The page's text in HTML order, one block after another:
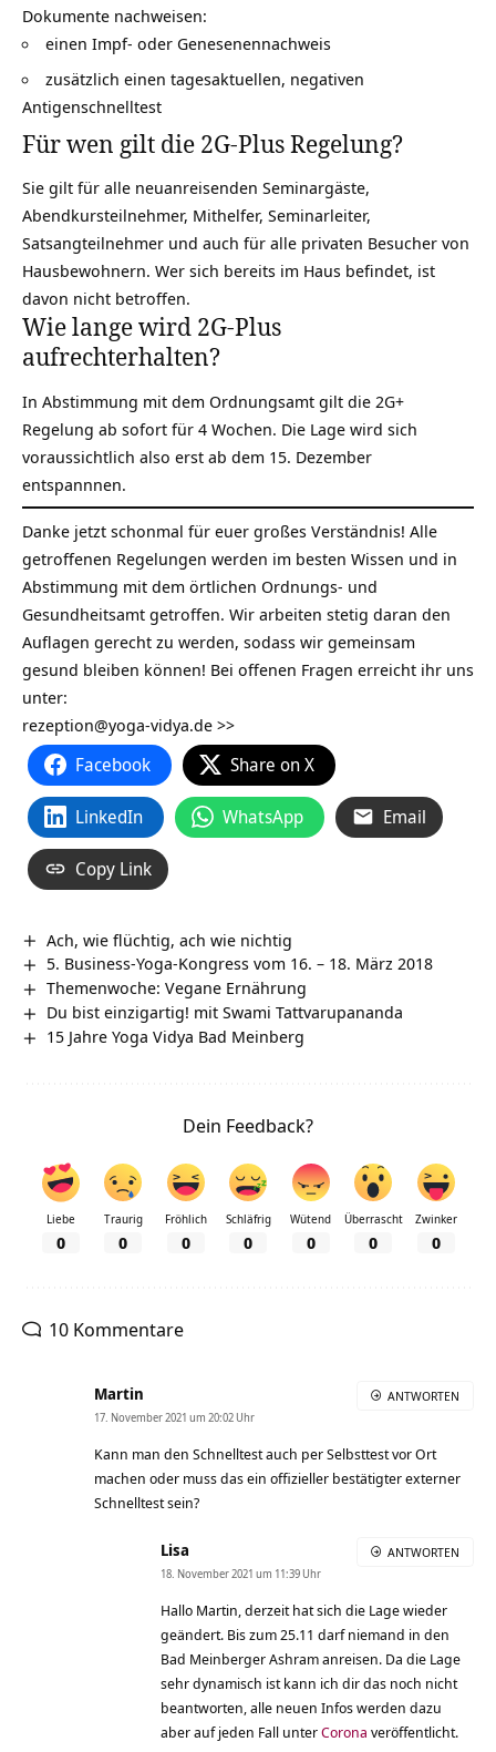
Dokumente nachweisen:
einen Impf- oder Genesenennachweis
zusätzlich einen tagesaktuellen, negativen
Antigenschnelltest
Für wen gilt die 2G-Plus Regelung?
Sie gilt für alle neuanreisenden Seminargäste,
Abendkursteilnehmer, Mithelfer, Seminarleiter,
Satsangteilnehmer und auch für alle privaten Besucher von
Hausbewohnern. Wer sich bereits im Haus befindet, ist
davon nicht betroffen.
Wie lange wird 2G-Plus
aufrechterhalten?
In Abstimmung mit dem Ordnungsamt gilt die 2G+
Regelung ab sofort für 4 Wochen. Die Lage wird sich
voraussichtlich also erst ab dem 15. Dezember
entspannnen.
Danke jetzt schonmal für euer großes Verständnis! Alle
getroffenen Regelungen werden im besten Wissen und in
Abstimmung mit dem örtlichen Ordnungs- und
Gesundheitsamt getroffen. Wir arbeiten stetig daran den
Auflagen gerecht zu werden, sodass wir gemeinsam
gesund bleiben können! Bei offenen Fragen erreicht ihr uns
unter:
rezeption@yoga-vidya.de >>
Facebook Share on X
LinkedIn WhatsApp Email
Copy Link
Ach, wie flüchtig, ach wie nichtig
5. Business-Yoga-Kongress vom 16. – 18. März 2018
Themenwoche: Vegane Ernährung
Du bist einzigartig! mit Swami Tattvarupananda
15 Jahre Yoga Vidya Bad Meinberg
Dein Feedback?
Liebe
0
Traurig
0
Fröhlich
0
Schläfrig
0
Wütend
0
Überrascht
0
Zwinker
0
10 Kommentare
Martin
17. November 2021 um 20:02 Uhr
Kann man den Schnelltest auch per Selbsttest vor Ort
machen oder muss das ein offizieller bestätigter externer
Schnelltest sein?
ANTWORTEN
Lisa
18. November 2021 um 11:39 Uhr
Hallo Martin, derzeit hat sich die Lage wieder
geändert. Bis zum 25.11 darf niemand in den
Bad Meinberger Ashram anreisen. Da die Lage
sehr dynamisch ist kann ich dir das noch nicht
beantworten, alle neuen Infos werden dazu
aber auf jeden Fall unterCorona veröffentlicht.
ANTWORTEN